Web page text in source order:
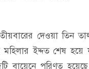
দেওয়া তিন
ইদ্দত শেষ হয়ে
বায়েনে পরিণত